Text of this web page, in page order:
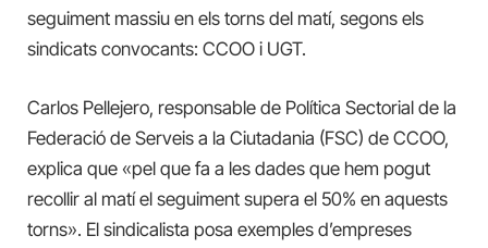
seguiment massiu en els torns del matí, segons els
sindicats convocants: CCOO i UGT.
Carlos Pellejero, responsable de Política Sectorial de la
Federació de Serveis a la Ciutadania (FSC) de CCOO,
explica que «pel que fa a les dades que hem pogut
recollir al matí el seguiment supera el 50% en aquests
torns». El sindicalista posa exemples d’empreses